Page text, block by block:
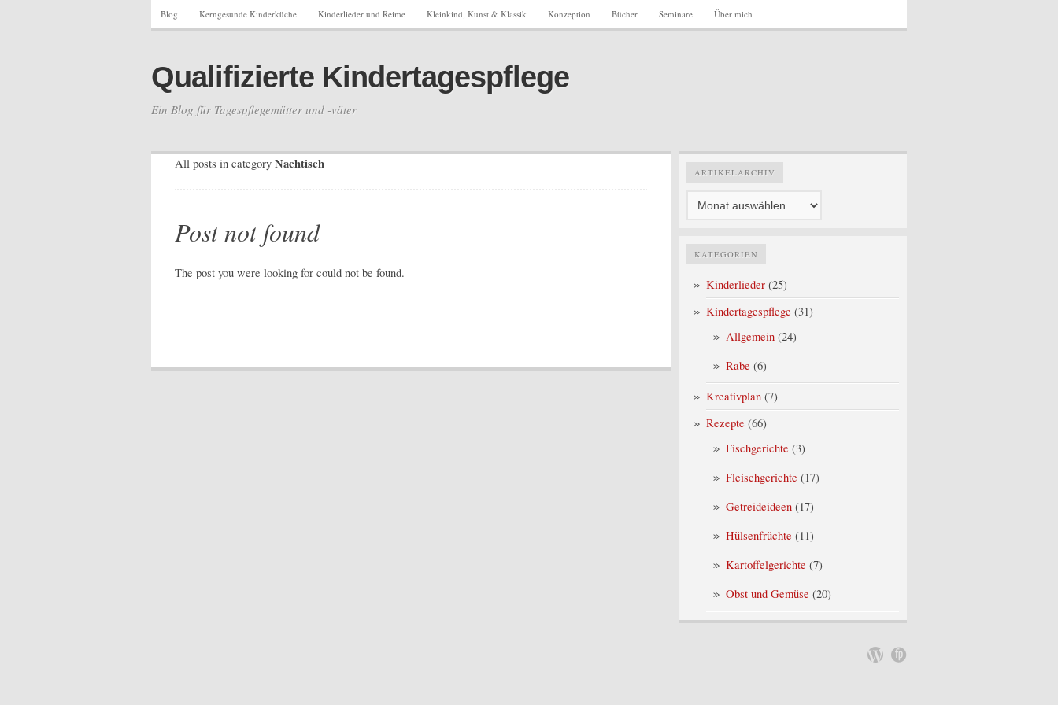
Blog Kerngesunde Kinderküche Kinderlieder und Reime Kleinkind, Kunst & Klassik Konzeption Bücher Seminare Über mich
Qualifizierte Kindertagespflege
Ein Blog für Tagespflegemütter und -väter
All posts in category Nachtisch
Post not found
The post you were looking for could not be found.
ARTIKELARCHIV
KATEGORIEN
Kinderlieder (25)
Kindertagespflege (31)
Allgemein (24)
Rabe (6)
Kreativplan (7)
Rezepte (66)
Fischgerichte (3)
Fleischgerichte (17)
Getreideideen (17)
Hülsenfrüchte (11)
Kartoffelgerichte (7)
Obst und Gemüse (20)